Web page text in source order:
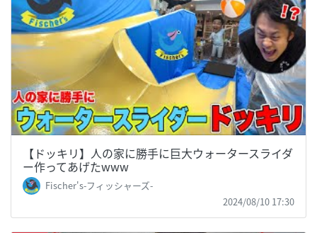
【ドッキリ】人の家に勝手に巨大ウォータースライダ
ー作ってあげたwww
Fischer's-フィッシャーズ-
2024/08/10 17:30